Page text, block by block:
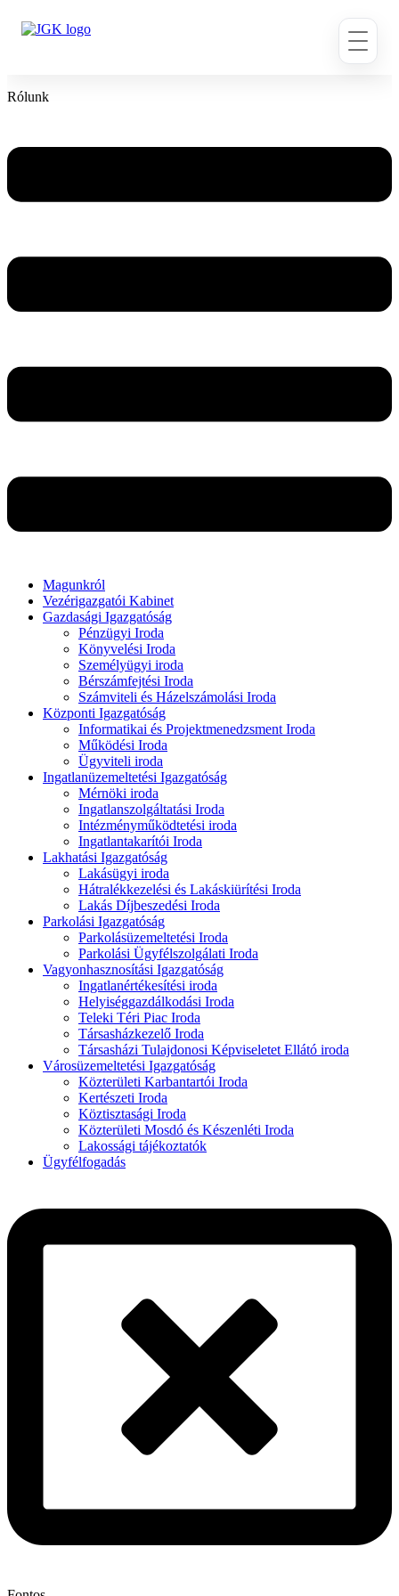
Rólunk
Magunkról
Vezérigazgatói Kabinet
Gazdasági Igazgatóság
Pénzügyi Iroda
Könyvelési Iroda
Személyügyi iroda
Bérszámfejtési Iroda
Számviteli és Házelszámolási Iroda
Központi Igazgatóság
Informatikai és Projektmenedzsment Iroda
Működési Iroda
Ügyviteli iroda
Ingatlanüzemeltetési Igazgatóság
Mérnöki iroda
Ingatlanszolgáltatási Iroda
Intézményműködtetési iroda
Ingatlantakarítói Iroda
Lakhatási Igazgatóság
Lakásügyi iroda
Hátralékkezelési és Lakáskiürítési Iroda
Lakás Díjbeszedési Iroda
Parkolási Igazgatóság
Parkolásüzemeltetési Iroda
Parkolási Ügyfélszolgálati Iroda
Vagyonhasznosítási Igazgatóság
Ingatlanértékesítési iroda
Helyiséggazdálkodási Iroda
Teleki Téri Piac Iroda
Társasházkezelő Iroda
Társasházi Tulajdonosi Képviseletet Ellátó iroda
Városüzemeltetési Igazgatóság
Közterületi Karbantartói Iroda
Kertészeti Iroda
Köztisztasági Iroda
Közterületi Mosdó és Készenléti Iroda
Lakossági tájékoztatók
Ügyfélfogadás